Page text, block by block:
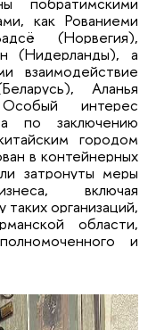
как Рованиеми
(Норвегия),
(Нидерланды), а
взаимодействие
Аланья
интерес
по заключению
городом
в контейнерных
затронуты меры
включая
организаций,
области,
и